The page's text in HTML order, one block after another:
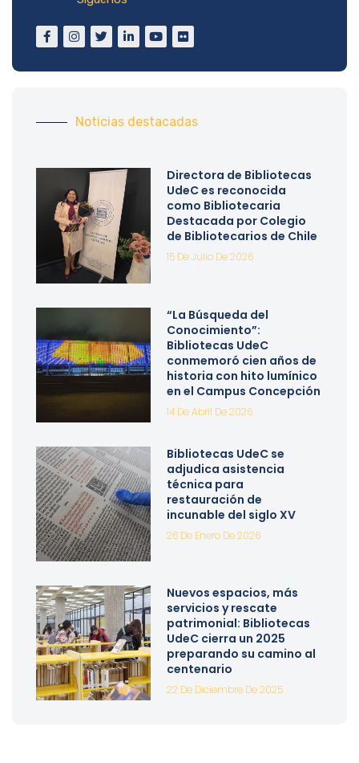
Noticias destacadas
Directora de Bibliotecas
UdeC es reconocida
como Bibliotecaria
Destacada por Colegio
de Bibliotecarios de Chile
15 De Julio De 2026
“La Búsqueda del
Conocimiento”:
Bibliotecas UdeC
conmemoró cien años de
historia con hito lumínico
en el Campus Concepción
14 De Abril De 2026
Bibliotecas UdeC se
adjudica asistencia
técnica para
restauración de
incunable del siglo XV
26 De Enero De 2026
Nuevos espacios, más
servicios y rescate
patrimonial: Bibliotecas
UdeC cierra un 2025
preparando su camino al
centenario
22 De Diciembre De 2025